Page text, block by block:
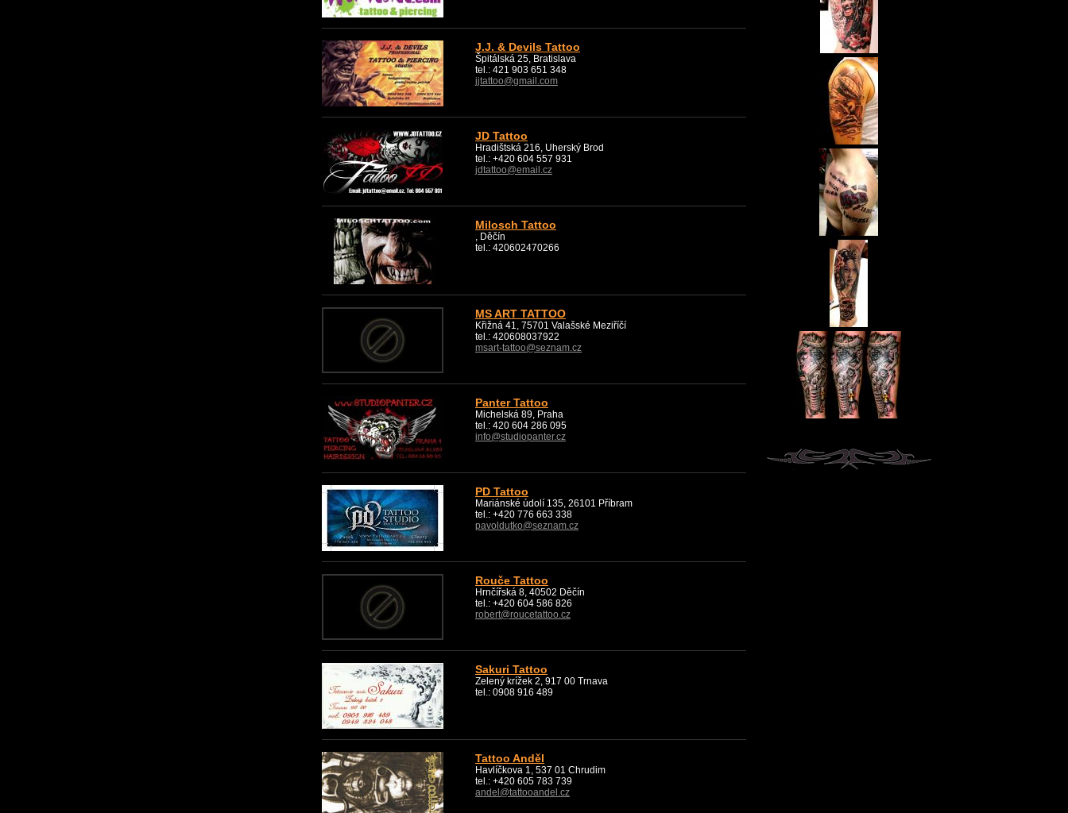
J.J. & Devils Tattoo
Špitálská 25, Bratislava
tel.: 421 903 651 348
jjtattoo@gmail.com
JD Tattoo
Hradištská 216, Uherský Brod
tel.: +420 604 557 931
jdtattoo@email.cz
Milosch Tattoo
, Děčín
tel.: 420602470266
MS ART TATTOO
Křižná 41, 75701 Valašské Meziříčí
tel.: 420608037922
msart-tattoo@seznam.cz
Panter Tattoo
Michelská 89, Praha
tel.: 420 604 286 095
info@studiopanter.cz
PD Tattoo
Mariánské údolí 135, 26101 Příbram
tel.: +420 776 663 338
pavoldutko@seznam.cz
Rouče Tattoo
Hrnčířská 8, 40502 Děčín
tel.: +420 604 586 826
robert@roucetattoo.cz
Sakuri Tattoo
Zelený krížek 2, 917 00 Trnava
tel.: 0908 916 489
Tattoo Anděl
Havlíčkova 1, 537 01 Chrudim
tel.: +420 605 783 739
andel@tattooandel.cz